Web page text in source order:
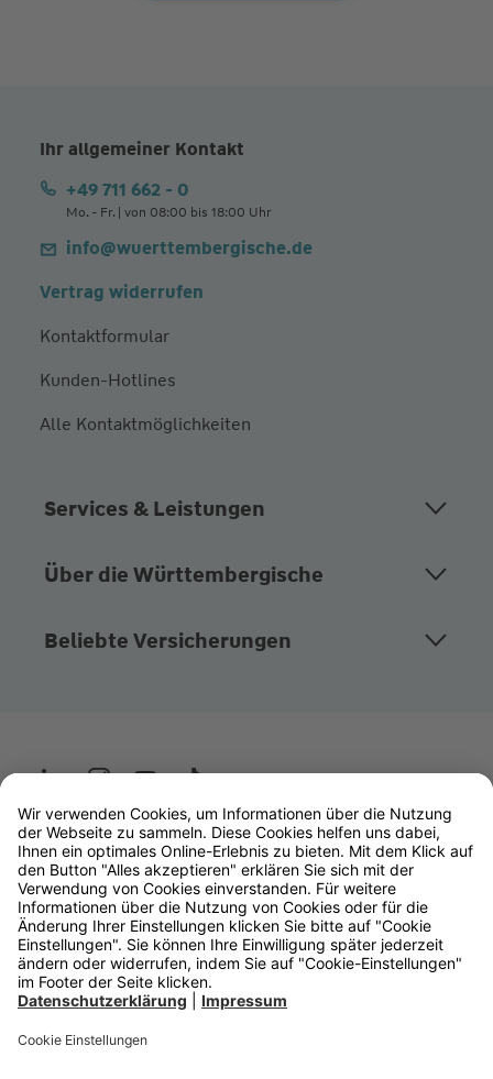
Ihr allgemeiner Kontakt
+49 711 662 - 0
Mo. - Fr. | von 08:00 bis 18:00 Uhr
info@wuerttembergische.de
Vertrag widerrufen
Kontaktformular
Kunden-Hotlines
Alle Kontaktmöglichkeiten
Services & Leistungen
Über die Württembergische
Beliebte Versicherungen
Wüstenrot
W&W Gruppe
OLB Bank
Makler
Impressum
Datenschutz
Rechtliche Hinweise